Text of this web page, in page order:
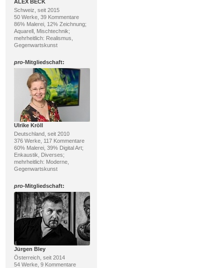
ALEX BECK
Schweiz, seit 2015
50 Werke, 39 Kommentare
86% Malerei, 12% Zeichnung;
Aquarell, Mischtechnik;
mehrheitlich: Realismus,
Gegenwartskunst
pro-Mitgliedschaft:
Ulrike Kröll
Deutschland, seit 2010
376 Werke, 117 Kommentare
60% Malerei, 39% Digital Art;
Enkaustik, Diverses;
mehrheitlich: Moderne,
Gegenwartskunst
pro-Mitgliedschaft:
Jürgen Bley
Österreich, seit 2014
54 Werke, 9 Kommentare